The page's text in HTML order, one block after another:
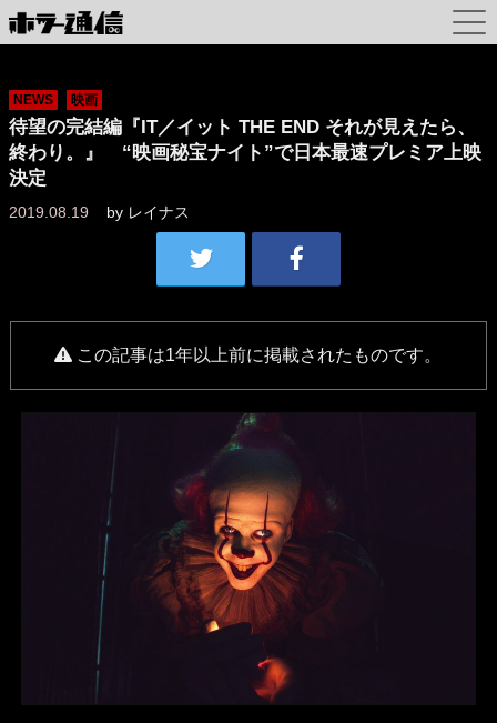
NEWS 映画
待望の完結編『IT／イット THE END それが見えたら、
終わり。』 “映画秘宝ナイト”で日本最速プレミア上映
決定
2019.08.19 by レイナス
この記事は1年以上前に掲載されたものです。